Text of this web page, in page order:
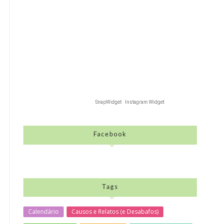
SnapWidget · Instagram Widget
Facebook
Tags
Calendário Causos e Relatos (e Desabafos)